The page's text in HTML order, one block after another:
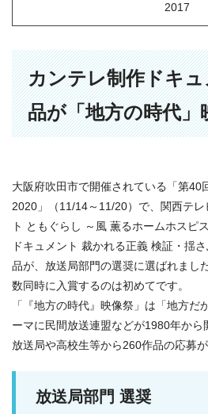
カンテレ制作ドキ
品が「地方の時代」
大阪府吹田市で開催されている「第40
2020」（11/14～11/20）で、関西テ
ト ともぐらし ～風 薫るホームホスピ
ドキュメント 裁かれる正義 検証・揺
品が、放送局部門の選奨に選ばれまし
数同時に入賞するのは初めてです。
「『地方の時代』映像祭」は「地方だ
ーマに民間放送連盟などが1980年か
放送局や高校生等から260作品の応募が
放送局部門 選奨
2017